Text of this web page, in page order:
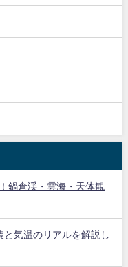
鍋倉渓・雲海・天体観
気温のリアルを解説し